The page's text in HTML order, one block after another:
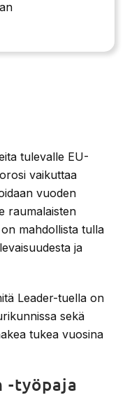
tulevalle EU-
vaikuttaa
vuoden
raumalaisten
mahdollista tulla
ja
Leader-tuella on
sekä
tukea vuosina
-työpaja